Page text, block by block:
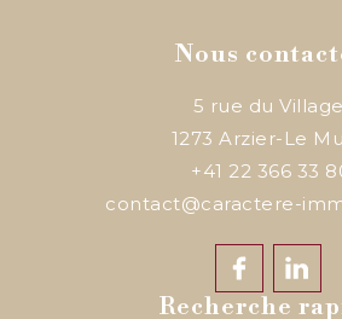
Nous
5 rue du
1273 Arzier-Le
+41 22 366 33
contact@caractere-
Recherche